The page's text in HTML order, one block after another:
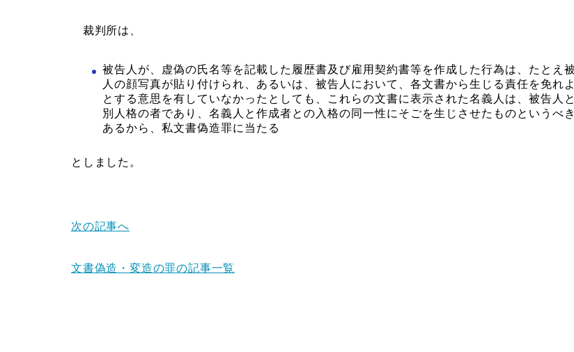
裁判所は、
被告人が、虚偽の氏名等を記載した履歴書及び雇用契約書等を作成した行為は、たとえ
人の顔写真が貼り付けられ、あるいは、被告人において、各文書から生じる責任を免れ
とする意思を有していなかったとしても、これらの文書に表示された名義人は、被告人
別人格の者であり、名義人と作成者との入格の同一性にそごを生じさせたものというべ
あるから、私文書偽造罪に当たる
としました。
次の記事へ
文書偽造・変造の罪の記事一覧